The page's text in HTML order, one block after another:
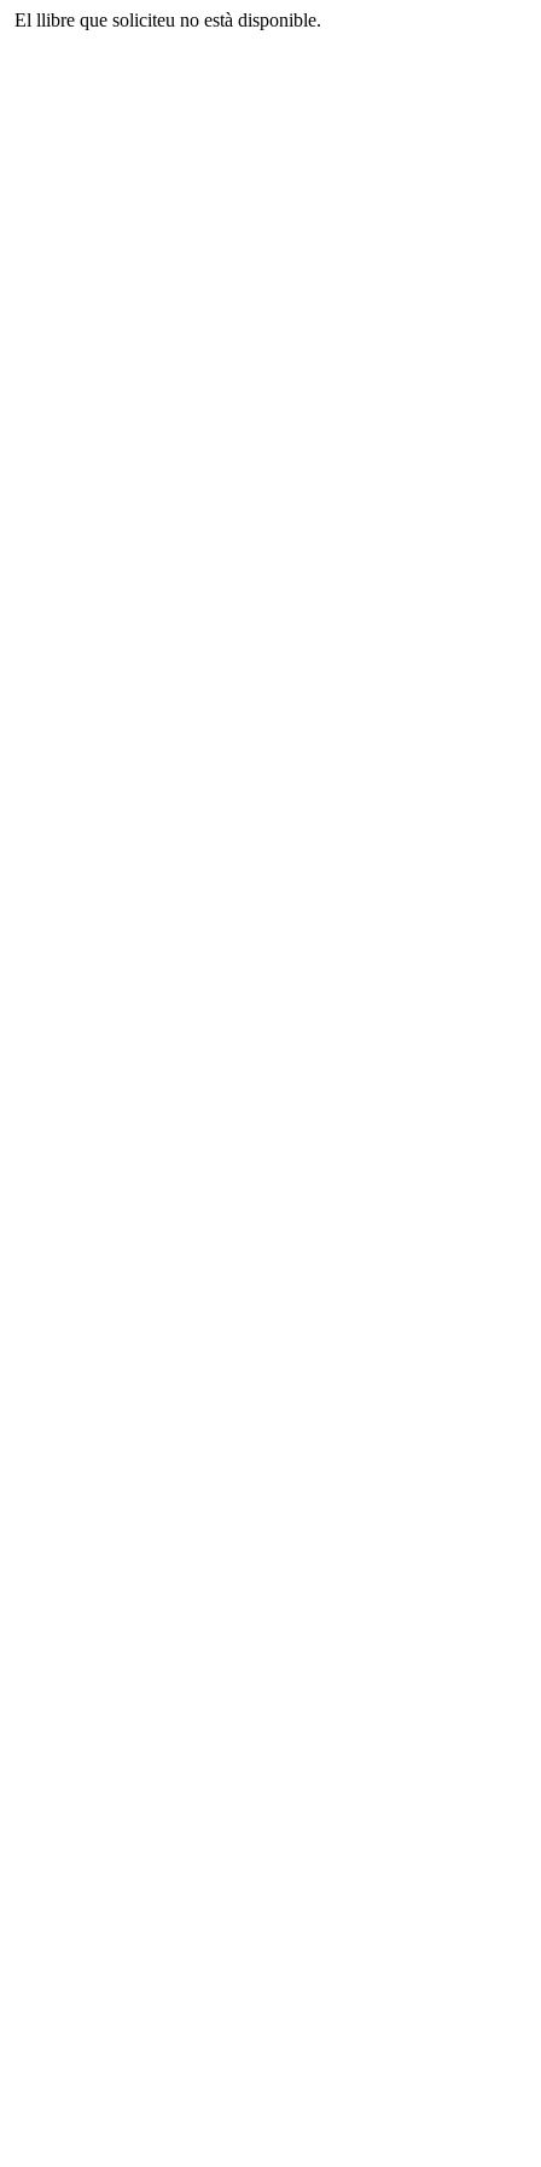
El llibre que soliciteu no està disponible.